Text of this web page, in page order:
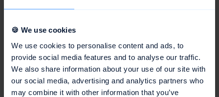
🍪 We use cookies
We use cookies to personalise content and ads, to
provide social media features and to analyse our traffic.
We also share information about your use of our site with
our social media, advertising and analytics partners who
may combine it with other information that you’ve
neuen
Empfehlungsprogramm
Wir freuen uns immer sehr, wenn awork von zufriedenen
Nutzern empfohlen wird. Damit beide Seiten davon
profitieren und der Prozess für beide noch einfacher
wird, haben wir das Empfehlungsprogramm angepasst.